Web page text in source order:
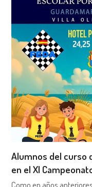
Alumnos del curso
en el XI
Como en años